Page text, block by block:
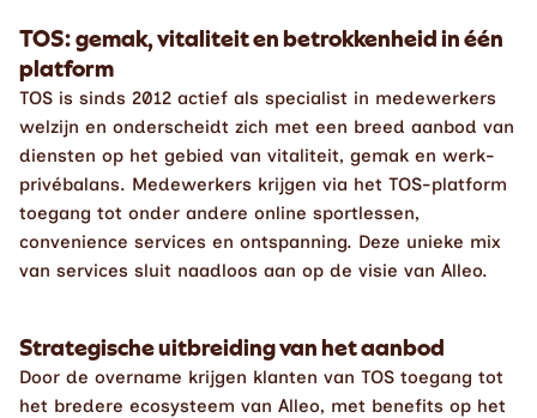
TOS: gemak, vitaliteit en betrokkenheid in één
platform
TOS is sinds 2012 actief als specialist in medewerkers
welzijn en onderscheidt zich met een breed aanbod van
diensten op het gebied van vitaliteit, gemak en werk-
privébalans. Medewerkers krijgen via het TOS-platform
toegang tot onder andere online sportlessen,
convenience services en ontspanning. Deze unieke mix
van services sluit naadloos aan op de visie van Alleo.
Strategische uitbreiding van het aanbod
Door de overname krijgen klanten van TOS toegang tot
het bredere ecosysteem van Alleo, met benefits op het